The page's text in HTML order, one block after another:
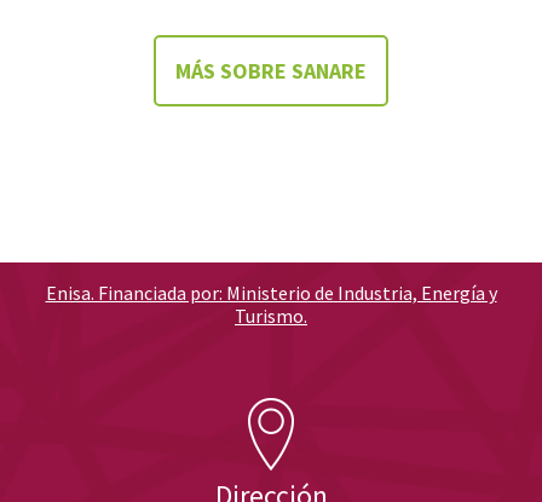
MÁS SOBRE SANARE
Enisa. Financiada por: Ministerio de Industria, Energía y
Turismo.